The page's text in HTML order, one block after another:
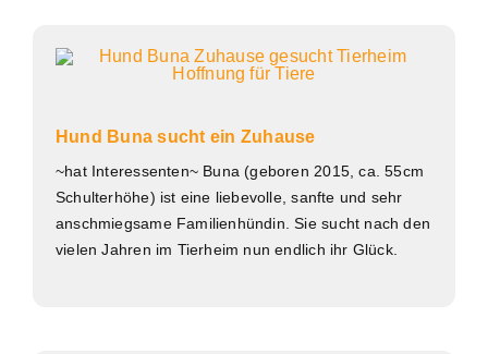
Hund Buna sucht ein Zuhause
~hat Interessenten~ Buna (geboren 2015, ca. 55cm
Schulterhöhe) ist eine liebevolle, sanfte und sehr
anschmiegsame Familienhündin. Sie sucht nach den
vielen Jahren im Tierheim nun endlich ihr Glück.